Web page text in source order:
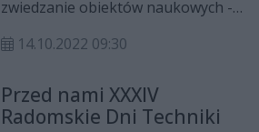
zwiedzanie obiektów naukowych -
Techniki. Organizatorzy
imprezy, która potrwa przez blisko
tydzień.
14.10.2022 09:30
Przed nami XXXIV
Radomskie Dni Techniki